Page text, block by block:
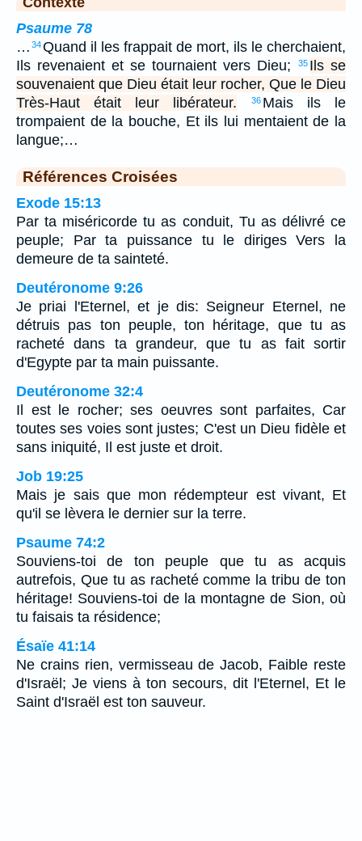
Psaume 78
… 34Quand il les frappait de mort, ils le cherchaient,
Ils revenaient et se tournaient vers Dieu;
35 Ils se
souvenaient que Dieu était leur rocher, Que le Dieu
Très-Haut était leur libérateur.
36 Mais ils le
trompaient de la bouche, Et ils lui mentaient de la
langue;…
Références Croisées
Exode 15:13
Par ta miséricorde tu as conduit, Tu as délivré ce
peuple; Par ta puissance tu le diriges Vers la
demeure de ta sainteté.
Deutéronome 9:26
Je priai l'Eternel, et je dis: Seigneur Eternel, ne
détruis pas ton peuple, ton héritage, que tu as
racheté dans ta grandeur, que tu as fait sortir
d'Egypte par ta main puissante.
Deutéronome 32:4
Il est le rocher; ses oeuvres sont parfaites, Car
toutes ses voies sont justes; C'est un Dieu fidèle et
sans iniquité, Il est juste et droit.
Job 19:25
Mais je sais que mon rédempteur est vivant, Et
qu'il se lèvera le dernier sur la terre.
Psaume 74:2
Souviens-toi de ton peuple que tu as acquis
autrefois, Que tu as racheté comme la tribu de ton
héritage! Souviens-toi de la montagne de Sion, où
tu faisais ta résidence;
Ésaïe 41:14
Ne crains rien, vermisseau de Jacob, Faible reste
d'Israël; Je viens à ton secours, dit l'Eternel, Et le
Saint d'Israël est ton sauveur.